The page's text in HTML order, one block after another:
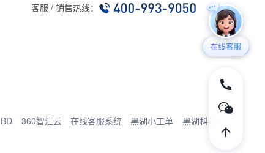
客服 / 销售热线：
BD 360智汇云 在线客服系统 黑湖小工单 黑湖科技